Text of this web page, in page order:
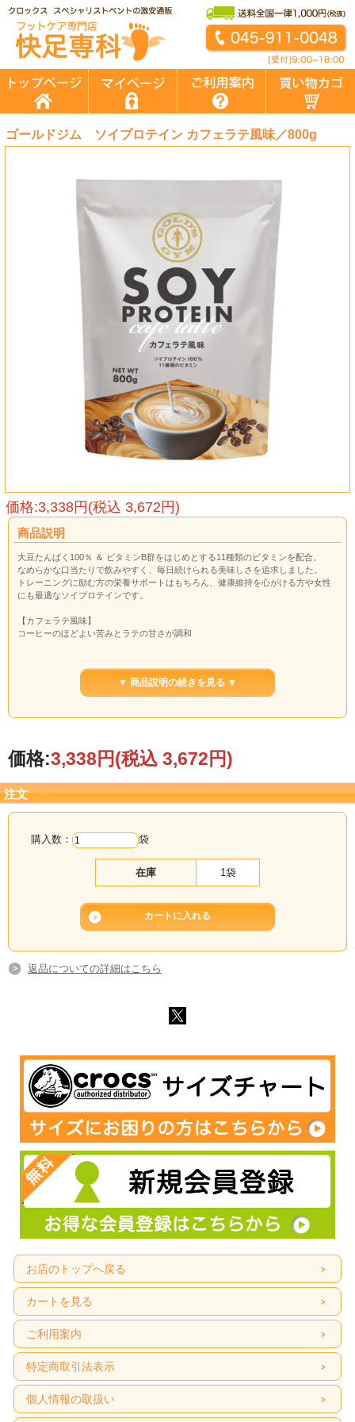
ゴールドジム ソイプロテイン カフェラテ風味／800g
価格:3,338円(税込 3,672円)
商品説明
大豆たんぱく100％ ＆ ビタミンB群をはじめとする11種類のビタミンを配合。
なめらかな口当たりで飲みやすく、毎日続けられる美味しさを追求しました。
トレーニングに励む方の栄養サポートはもちろん、健康維持を心がける方や女性
にも最適なソイプロテインです。
【カフェラテ風味】
コーヒーのほどよい苦みとラテの甘さが調和
ゴールドジム ソイプロテインは、身体づくりはもちろん、健康管理やスポーツを
行う方にも適した大豆たんぱくを100％使用。
ソイプロテイン特有のざらつきを抑え、なめらかな口当たりと飲みやすさを実現
11種類のビタミンを配合
ん。
ビタミンB群は水溶性のため体内に蓄積されにくく、日常的な摂取が重要です。
ゴールドジム ソイプロテインは、ビタミンB群をはじめとする11種類のビタミン
ゆるやかな吸収で持続的にアミノ酸を供給
大豆たんぱく（ソイプロテイン）は、ホエイプロテインに比べて吸収がゆるやか
で、長時間にわたりアミノ酸を供給します。
そのため、短時間での栄養補給よりも、持続的に栄養を摂りたいシーンに最適。
たんぱく質補給にもおすすめです。
・トレーニング後の栄養補給
ホエイプロテインと比べて吸収がゆるやかなため、持続的にアミノ酸を供給で
きます。
腹持ちが良く、カロリーコントロール中の間食や食事の置き換えにも最適。不
足しがちなたんぱく質やビタミンを手軽に補えます。
睡眠中は食事ができず栄養が供給されない時間が長く続くため、栄養が不足す
る可能性があります。ゆるやかに吸収されるソイプロテインは持続的に栄養が供
給されるので睡眠中の栄養補給にも適しています。
お召し上がり方
栄養成分表
原材料
大さじ山盛り1杯で、約10～15g です。運動量や目的に合わせ、1回20ｇ～30gを
目安にコップ1杯（約200cc）の牛乳やジュース、水などに溶かして、すみやかに
お召し上がりください。
▼ 商品説明の続きを見る ▼
価格:3,338円(税込 3,672円)
注文
購入数： 袋
在庫 1袋
返品についての詳細はこちら
お店のトップへ戻る
カートを見る
ご利用案内
特定商取引法表示
個人情報の取扱い